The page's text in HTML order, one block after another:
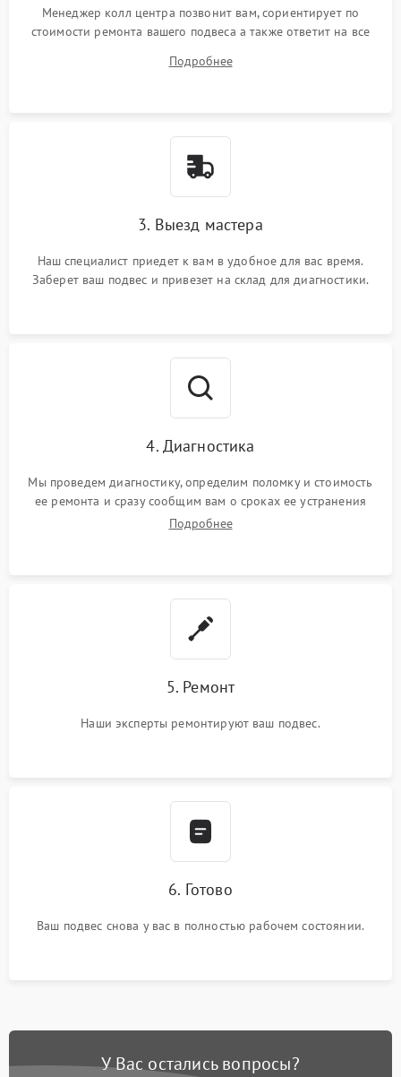
Менеджер колл центра позвонит вам, сориентирует по
стоимости ремонта вашего подвеса а также ответит на все
Подробнее
3. Выезд мастера
Наш специалист приедет к вам в удобное для вас время.
Заберет ваш подвес и привезет на склад для диагностики.
4. Диагностика
Мы проведем диагностику, определим поломку и стоимость
ее ремонта и сразу сообщим вам о сроках ее устранения
Подробнее
5. Ремонт
Наши эксперты ремонтируют ваш подвес.
6. Готово
Ваш подвес снова у вас в полностью рабочем состоянии.
У Вас остались вопросы?